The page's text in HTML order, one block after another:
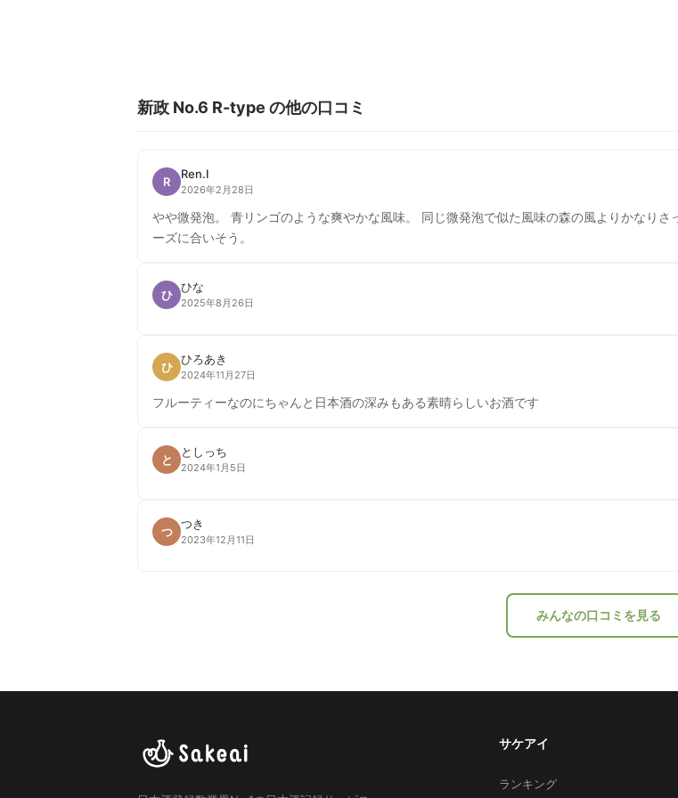
新政 No.6 R-type の他の口コミ
R
Ren.I
2026年2月28日
やや微発泡。 青リンゴのような爽やかな風味。 同じ微発泡で似た風味の森の風よりかなり
ーズに合いそう。
ひ
ひな
2025年8月26日
ひ
ひろあき
2024年11月27日
フルーティーなのにちゃんと日本酒の深みもある素晴らしいお酒です
と
としっち
2024年1月5日
つ
つき
2023年12月11日
みんなの口コミを見る
サケアイ
ランキング